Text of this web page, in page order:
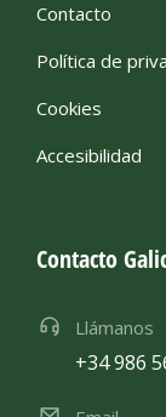
Contacto
Política de
Cookies
Accesibilidad
Contacto
Llámanos
+34 986